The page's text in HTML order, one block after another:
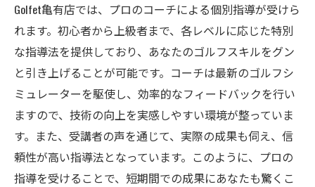
Golfet亀有店では、プロのコーチによる個別指導が受けら
れます。初心者から上級者まで、各レベルに応じた特別
な指導法を提供しており、あなたのゴルフスキルをグン
と引き上げることが可能です。コーチは最新のゴルフシ
ミュレーターを駆使し、効率的なフィードバックを行い
ますので、技術の向上を実感しやすい環境が整っていま
す。また、受講者の声を通じて、実際の成果も伺え、信
頼性が高い指導法となっています。このように、プロの
指導を受けることで、短期間での成果にあなたも驚くこ